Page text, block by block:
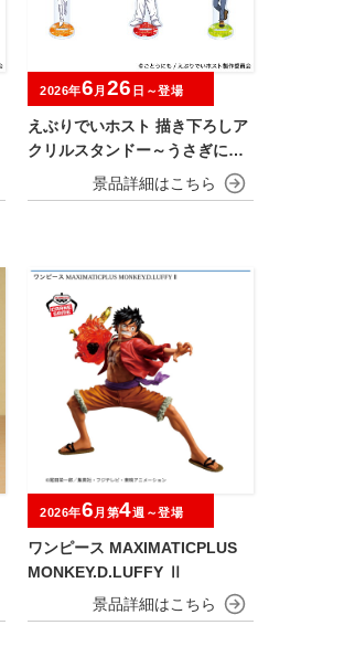
えぶりでいホスト 描き下ろしア
クリルスタンドー～うさぎにな
りきらNIGHT～
2026年6 月 26 日～登場
ワンピース MAXIMATICPLUS
MONKEY.D.LUFFY Ⅱ
2026年6 月第4週～登場